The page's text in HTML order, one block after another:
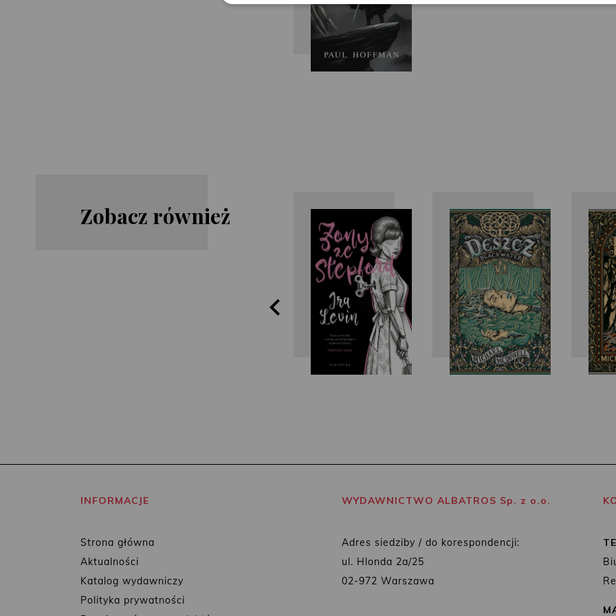
Zobacz również
Michael
Joe Hill Ira Levin
Michael
McDowell
INFORMACJE
Strona główna
Aktualności
Katalog wydawniczy
Polityka prywatności
WYDAWNICTWO ALBATROS Sp. z o.o.
Adres siedziby / do korespondencji:
ul. Hlonda 2a/25
02-972 Warszawa